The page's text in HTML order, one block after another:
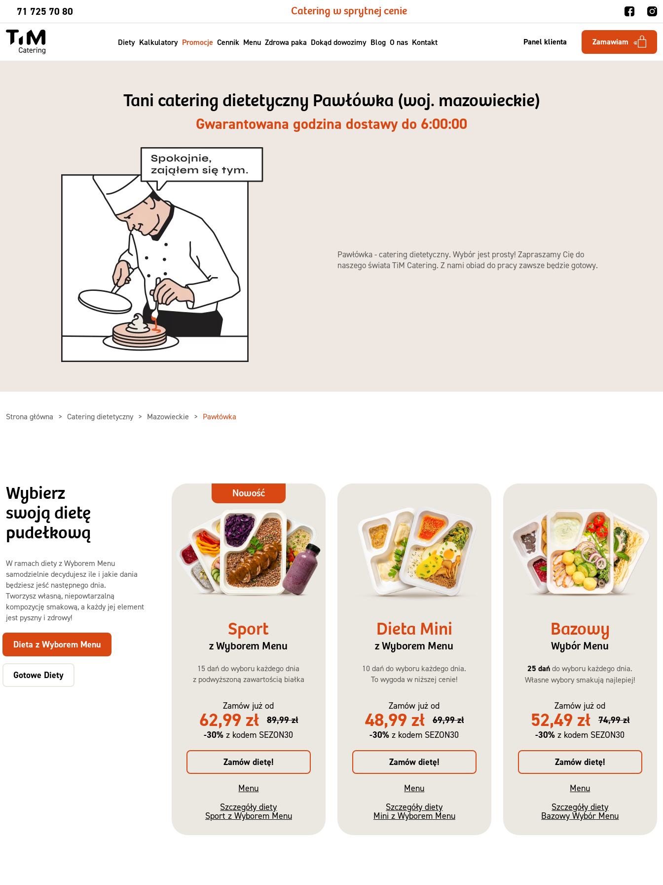
71 725 70 80 Catering w sprytnej cenie
Panel klienta Zamawiam
Diety Kalkulatory Promocje Cennik Menu Zdrowa paka Dokąd dowozimy Blog O nas Kontakt
Sprawdź
Tani catering dietetyczny Pawłówka (woj. mazowieckie)
Gwarantowana godzina dostawy do 6:00:00
Pawłówka - catering dietetyczny. Wybór jest prosty! Zapraszamy Cię do
naszego świata TiM Catering. Z nami obiad do pracy zawsze będzie gotowy.
Strona główna Catering dietetyczny Mazowieckie Pawłówka
Wybierz
swoją dietę
pudełkową
W ramach diety z Wyborem Menu
samodzielnie decydujesz ile i jakie dania
będziesz jeść następnego dnia.
Tworzysz własną, niepowtarzalną
kompozycję smakową, a każdy jej element
jest pyszny i zdrowy!
Dieta z Wyborem Menu
Gotowe Diety
Dieta
Nowość
Sport
z Wyborem Menu
15 dań do wyboru każdego dnia
z podwyższoną zawartością białka
Zamów już od
62,99 zł
89,99 zł
-30% z kodem SEZON30
Zamów dietę!
Menu
Szczegóły diety
Sport z Wyborem Menu
Dieta Mini
z Wyborem Menu
10 dań do wyboru każdego dnia.
To wygoda w niższej cenie!
Zamów już od
48,99 zł
69,99 zł
-30% z kodem SEZON30
Zamów dietę!
Menu
Szczegóły diety
Mini z Wyborem Menu
Bazowy
Wybór Menu
25 dań do wyboru każdego dnia.
Własne wybory smakują najlepiej!
Zamów już od
52,49 zł
74,99 zł
-30% z kodem SEZON30
Zamów dietę!
Menu
Szczegóły diety
Bazowy Wybór Menu